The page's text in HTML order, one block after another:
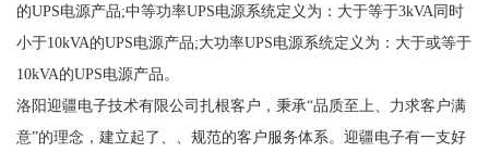
的UPS电源产品;中等功率UPS电源系统定义为：大于等于3kVA同时
小于10kVA的UPS电源产品;大功率UPS电源系统定义为：大于或等于
10kVA的UPS电源产品。
洛阳迎疆电子技术有限公司扎根客户，秉承“品质至上、力求客户满
意”的理念，建立起了、、规范的客户服务体系。迎疆电子有一支好